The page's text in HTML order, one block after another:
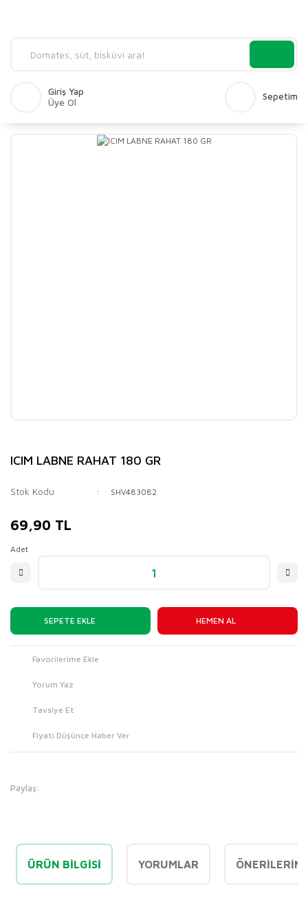
Giriş Yap
Üye Ol
Sepetim
ICIM LABNE RAHAT 180 GR
Stok Kodu SHV483082
69,90 TL
Adet
SEPETE EKLE HEMEN AL
Yorum Yaz
Tavsiye Et
Fiyatı Düşünce Haber Ver
Paylaş:
ÜRÜN BILGISI YORUMLAR